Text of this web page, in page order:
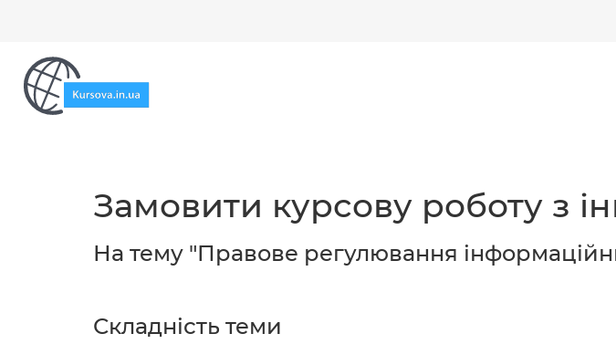
Замовити курсову роботу з
На тему "Правове регулювання
Складність теми